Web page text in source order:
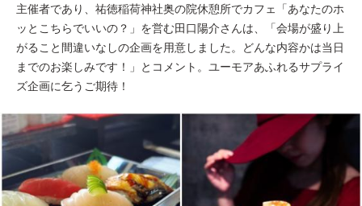
主催者であり、祐徳稲荷神社奥の院休憩所でカフェ「あなたのホ
ッとこちらでいいの？」を営む田口陽介さんは、「会場が盛り上
がること間違いなしの企画を用意しました。どんな内容かは当日
までのお楽しみです！」とコメント。ユーモアあふれるサプライ
ズ企画に乞うご期待！